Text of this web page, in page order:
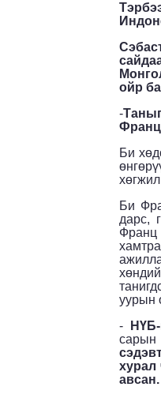
ойр
-
Би
Би
дарс,
Франц
уурын
-
сарын
хурал